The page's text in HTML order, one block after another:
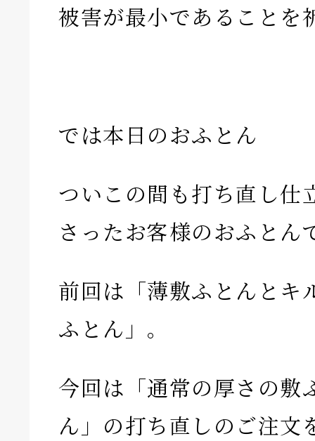
被害が最小であることを
では本日のおふとん
ついこの間も打ち直し仕
さったお客様のおふとん
前回は「薄敷ふとんとキ
ふとん」。
今回は「通常の厚さの敷
ん」の打ち直しのご注文